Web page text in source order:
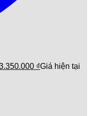
₫Giá hiện tại